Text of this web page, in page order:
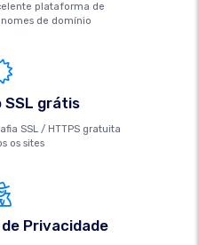
plataforma de
de domínio
grátis
SSL / HTTPS gratuita
os sites
Privacidade